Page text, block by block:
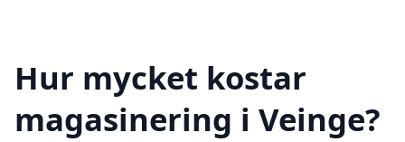
Hur mycket kostar
magasinering i Veinge?